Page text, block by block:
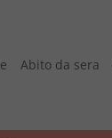
Abito da sera